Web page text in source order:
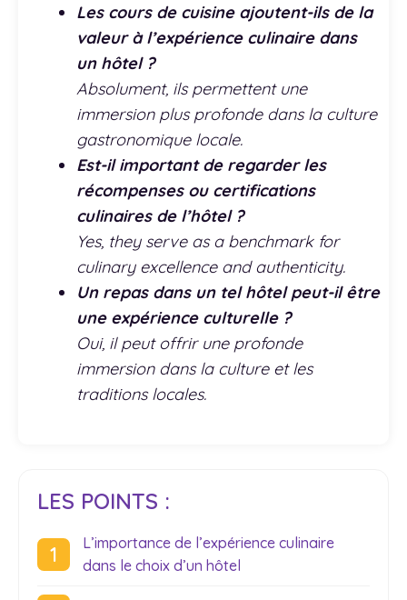
Les cours de cuisine ajoutent-ils de la
valeur à l’expérience culinaire dans
un hôtel ?
Absolument, ils permettent une
immersion plus profonde dans la culture
gastronomique locale.
Est-il important de regarder les
récompenses ou certifications
culinaires de l’hôtel ?
Yes, they serve as a benchmark for
culinary excellence and authenticity.
Un repas dans un tel hôtel peut-il être
une expérience culturelle ?
Oui, il peut offrir une profonde
immersion dans la culture et les
traditions locales.
LES POINTS :
L’importance de l’expérience culinaire
dans le choix d’un hôtel